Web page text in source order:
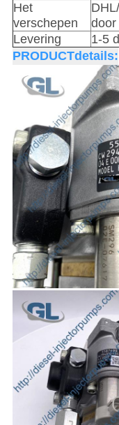
Het
verschepen
door
Levering
1-5
PRODUCTdetails: